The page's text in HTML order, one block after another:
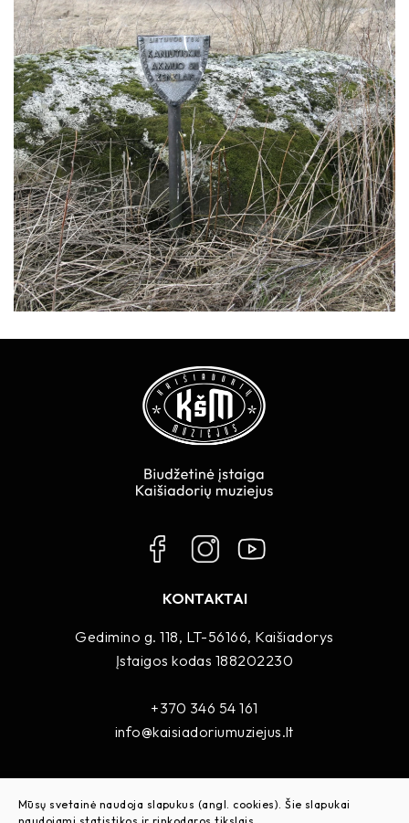
KONTAKTAI
Gedimino g. 118, LT-56166, Kaišiadorys
Įstaigos kodas 188202230
+370 346 54 161
info@kaisiadoriumuziejus.lt
Administracijos darbo laikas
Mūsų svetainė naudoja slapukus (angl. cookies). Šie slapukai